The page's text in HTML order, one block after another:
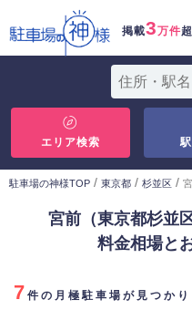
掲載3万件
エリア検索
駐車場の神様TOP / 東京都 / 杉並区 /
宮前（東京都杉並
料金相場と
7 件の月極駐車場が見つかり